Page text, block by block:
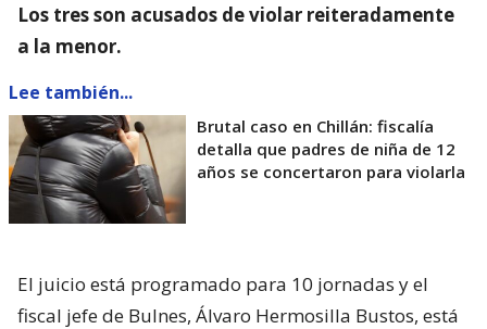
Los tres son acusados de violar reiteradamente
a la menor.
Lee también...
Brutal caso en Chillán: fiscalía
detalla que padres de niña de 12
años se concertaron para violarla
El juicio está programado para 10 jornadas y el
fiscal jefe de Bulnes, Álvaro Hermosilla Bustos, está